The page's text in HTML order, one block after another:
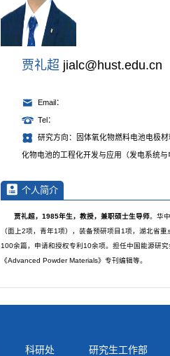
贾礼超 jialc@hust.edu.cn
Email：
Tel：
研究方向：固体氧化物燃料电池电极
化物电池的工程化开发与应用（发电系统
个人简介
贾礼超，1985年生，教授，兼职硕士生导师。华
（面上2项，青年1项），装备预研项目1项，湖北省
100余篇，申请和授权专利10余项。担任中国能源研
《Advanced Powder Materials》专刊编辑等。
科研处 研究生工作部